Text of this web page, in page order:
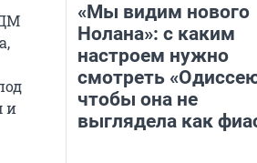
и
«Мы видим нового
Нолана»: с каким
настроем нужно
смотреть
чтобы она не
выглядела как